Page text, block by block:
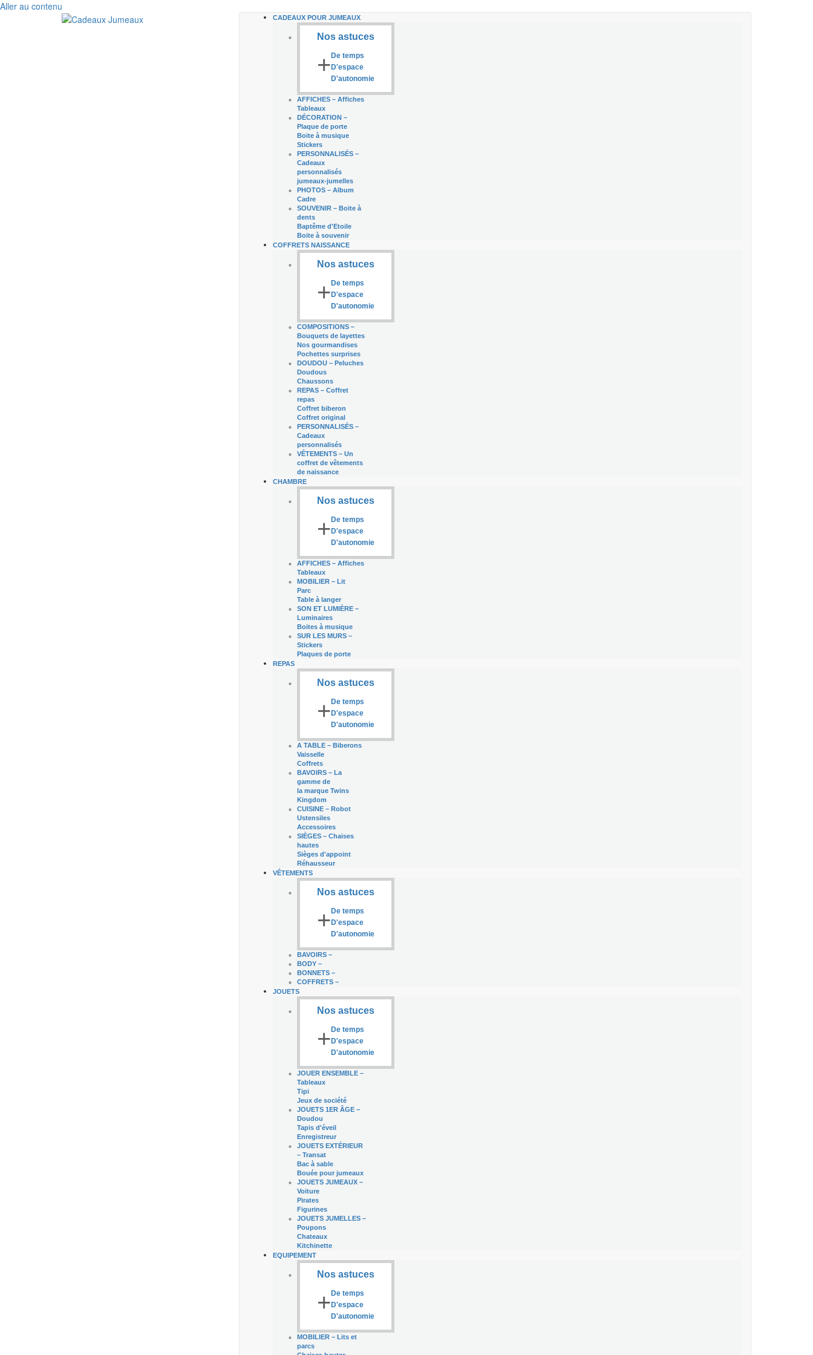
Aller au contenu
CADEAUX POUR JUMEAUX
Nos astuces
+ De temps
D'espace
D'autonomie
AFFICHES– Affiches
Tableaux
DÉCORATION–
Plaque de porte
Boite à musique
Stickers
PERSONNALISÉS–
Cadeaux
personnalisés
jumeaux-jumelles
PHOTOS– Album
Cadre
SOUVENIR– Boite à
dents
Baptême d'Etoile
Boite à souvenir
COFFRETS NAISSANCE
Nos astuces
+ De temps
D'espace
D'autonomie
COMPOSITIONS–
Bouquets de layettes
Nos gourmandises
Pochettes surprises
DOUDOU– Peluches
Doudous
Chaussons
REPAS– Coffret
repas
Coffret biberon
Coffret original
PERSONNALISÉS–
Cadeaux
personnalisés
VÊTEMENTS– Un
coffret de vêtements
de naissance
CHAMBRE
Nos astuces
+ De temps
D'espace
D'autonomie
AFFICHES– Affiches
Tableaux
MOBILIER– Lit
Parc
Table à langer
SON ET LUMIÈRE–
Luminaires
Boites à musique
SUR LES MURS–
Stickers
Plaques de porte
REPAS
Nos astuces
+ De temps
D'espace
D'autonomie
A TABLE– Biberons
Vaisselle
Coffrets
BAVOIRS– La
gamme de
la marque Twins
Kingdom
CUISINE– Robot
Ustensiles
Accessoires
SIÈGES– Chaises
hautes
Sièges d'appoint
Réhausseur
VÊTEMENTS
Nos astuces
+ De temps
D'espace
D'autonomie
BAVOIRS–
BODY–
BONNETS–
COFFRETS–
JOUETS
Nos astuces
+ De temps
D'espace
D'autonomie
JOUER ENSEMBLE–
Tableaux
Tipi
Jeux de société
JOUETS 1ER ÂGE–
Doudou
Tapis d'éveil
Enregistreur
JOUETS EXTÉRIEUR
– Transat
Bac à sable
Bouée pour jumeaux
JOUETS JUMEAUX–
Voiture
Pirates
Figurines
JOUETS JUMELLES–
Poupons
Chateaux
Kitchinette
EQUIPEMENT
Nos astuces
+ De temps
D'espace
D'autonomie
MOBILIER– Lits et
parcs